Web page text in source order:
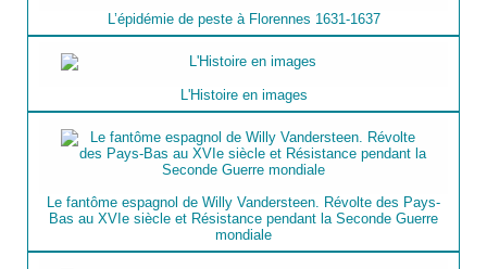
L’épidémie de peste à Florennes 1631-1637
L'Histoire en images
Le fantôme espagnol de Willy Vandersteen. Révolte des Pays-
Bas au XVIe siècle et Résistance pendant la Seconde Guerre
mondiale